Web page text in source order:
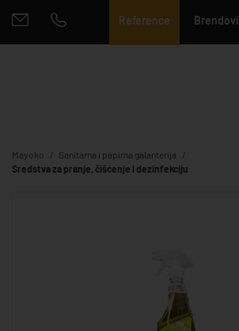
Reference Brendovi
Mayoko
Sanitarna i papirna galanterija
Sredstva za pranje, čišćenje i dezinfekciju